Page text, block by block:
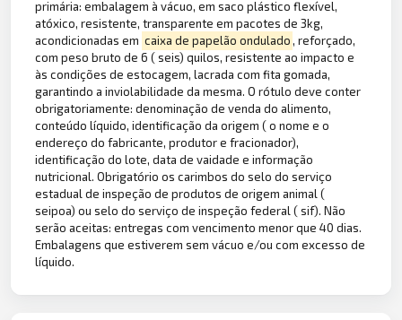
primária: embalagem à vácuo, em saco plástico flexível,
atóxico, resistente, transparente em pacotes de 3kg,
acondicionadas em caixa de papelão ondulado, reforçado,
com peso bruto de 6 ( seis) quilos, resistente ao impacto e
às condições de estocagem, lacrada com fita gomada,
garantindo a inviolabilidade da mesma. O rótulo deve conter
obrigatoriamente: denominação de venda do alimento,
conteúdo líquido, identificação da origem ( o nome e o
endereço do fabricante, produtor e fracionador),
identificação do lote, data de vaidade e informação
nutricional. Obrigatório os carimbos do selo do serviço
estadual de inspeção de produtos de origem animal (
seipoa) ou selo do serviço de inspeção federal ( sif). Não
serão aceitas: entregas com vencimento menor que 40 dias.
Embalagens que estiverem sem vácuo e/ou com excesso de
líquido.